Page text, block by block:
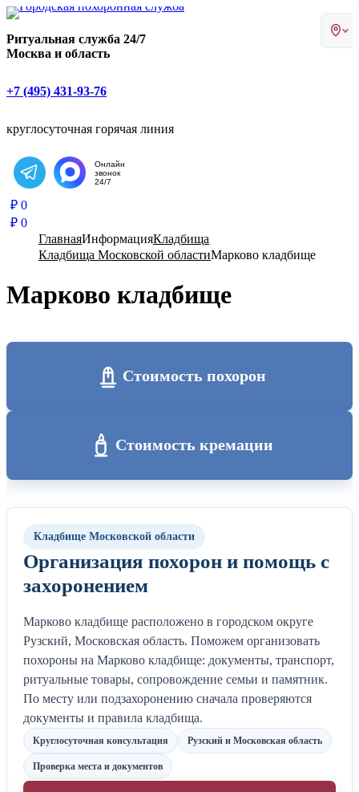
Ритуальная служба 24/7
Москва и область
+7 (495) 431-93-76
круглосуточная горячая линия
Написать в Telegram
Онлайн
звонок
24/7
₽ 0
₽ 0
ГлавнаяИнформацияКладбища
Кладбища Московской областиМарково кладбище
Марково кладбище
Стоимость похорон
Стоимость кремации
Кладбище Московской области
Организация похорон и помощь с
захоронением
Марково кладбище расположено в городском округе
Рузский, Московская область. Поможем организовать
похороны на Марково кладбище: документы, транспорт,
ритуальные товары, сопровождение семьи и памятник.
По месту или подзахоронению сначала проверяются
документы и правила кладбища.
Круглосуточная консультация Рузский и Московская область
Проверка места и документов